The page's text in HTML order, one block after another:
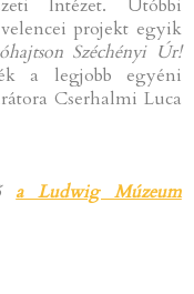
Intézet. Utóbbi
projekt egyik
Széchényi Úr!
a legjobb egyéni
Cserhalmi Luca
a Ludwig Múzeum